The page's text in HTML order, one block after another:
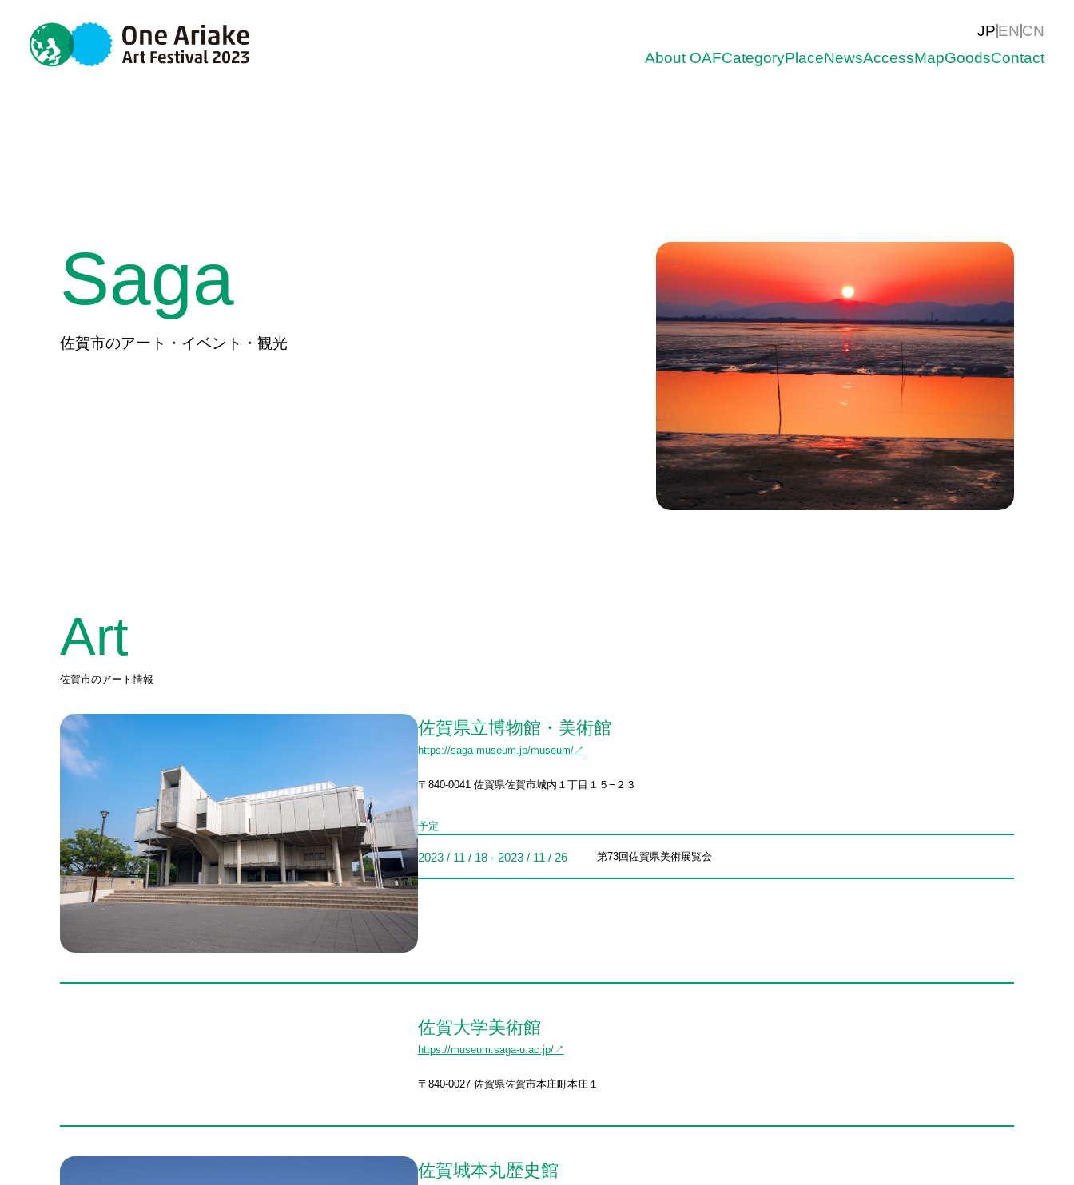
JP EN CN
About OAFCategoryPlaceNewsAccessMapGoodsContact
Saga
佐賀市のアート・イベント・観光
Art
佐賀市のアート情報
佐賀県立博物館・美術館
https://saga-museum.jp/museum/↗
〒840-0041 佐賀県佐賀市城内１丁目１５−２３
予定
2023 / 11 / 18 - 2023 / 11 / 26 第73回佐賀県美術展覧会
佐賀大学美術館
https://museum.saga-u.ac.jp/↗
〒840-0027 佐賀県佐賀市本庄町本庄１
佐賀城本丸歴史館